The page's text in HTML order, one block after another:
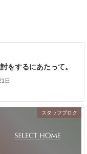
をするにあたって。
日
スタッフブログ